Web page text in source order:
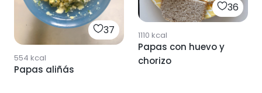
37
554 kcal
Papas aliñás
36
1110 kcal
Papas con huevo y
chorizo